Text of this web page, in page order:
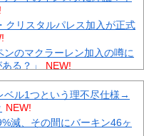
クリスタルパレス加入が正式
のマクラーレン加入の噂に
る？」
NEW!
道官「広島市長は『偽りの呪
姿を消す…損益分岐点突破
ベル1つという理不尽仕様→
NEW!
減、その間にバーキン46ヶ